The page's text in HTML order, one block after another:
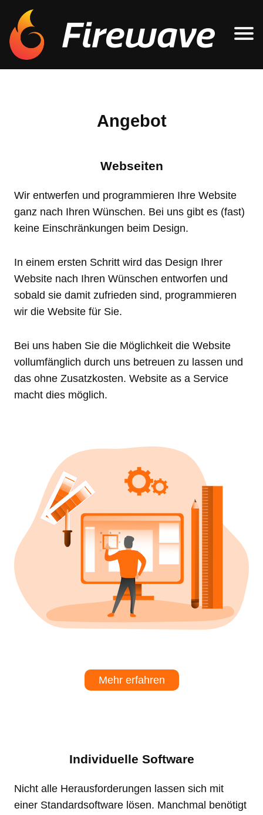
Angebot
Webseiten
Wir entwerfen und programmieren Ihre Website
ganz nach Ihren Wünschen. Bei uns gibt es (fast)
keine Einschränkungen beim Design.
In einem ersten Schritt wird das Design Ihrer
Website nach Ihren Wünschen entworfen und
sobald sie damit zufrieden sind, programmieren
wir die Website für Sie.
Bei uns haben Sie die Möglichkeit die Website
vollumfänglich durch uns betreuen zu lassen und
das ohne Zusatzkosten. Website as a Service
macht dies möglich.
Mehr erfahren
Individuelle Software
Nicht alle Herausforderungen lassen sich mit
einer Standardsoftware lösen. Manchmal benötigt